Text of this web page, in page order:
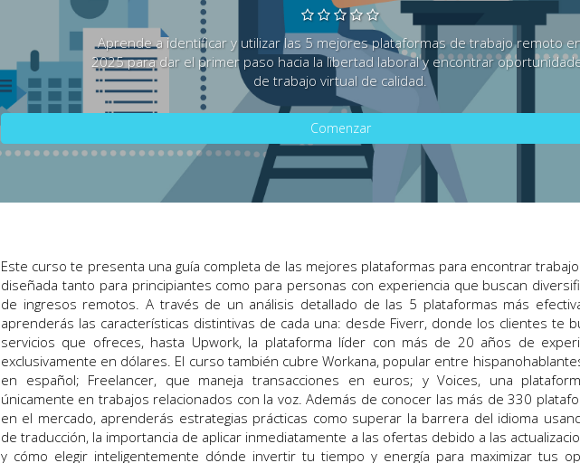
Aprende a identificar y utilizar las 5 mejores plataformas de trabajo remoto
2025 para dar el primer paso hacia la libertad laboral y encontrar
de trabajo virtual de calidad.
Comenzar
Este curso te presenta una guía completa de las mejores plataformas para encontrar
diseñada tanto para principiantes como para personas con experiencia que buscan
de ingresos remotos. A través de un análisis detallado de las 5 plataformas más
aprenderás las características distintivas de cada una: desde Fiverr, donde los clientes te
servicios que ofreces, hasta Upwork, la plataforma líder con más de 20 años de
exclusivamente en dólares. El curso también cubre Workana, popular entre
en español; Freelancer, que maneja transacciones en euros; y Voices, una
únicamente en trabajos relacionados con la voz. Además de conocer las más de 330
en el mercado, aprenderás estrategias prácticas como superar la barrera del idioma
de traducción, la importancia de aplicar inmediatamente a las ofertas debido a las
y cómo elegir inteligentemente dónde invertir tu tiempo y energía para maximizar tus